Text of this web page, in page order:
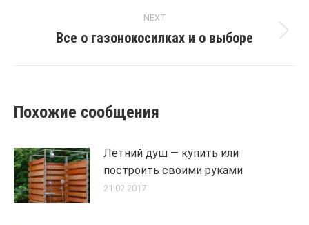
NEXT
Next
Все о газонокосилках и о выборе
Похожие сообщения
Летний душ — купить или
построить своими руками
21.02.2017